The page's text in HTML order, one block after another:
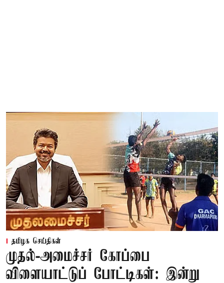
தமிழக செய்திகள்
முதல்-அமைச்சர் கோப்பை
விளையாட்டுப் போட்டிகள்: இன்று